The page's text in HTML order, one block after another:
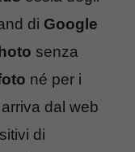
di Google
senza
né per i
dal web
di